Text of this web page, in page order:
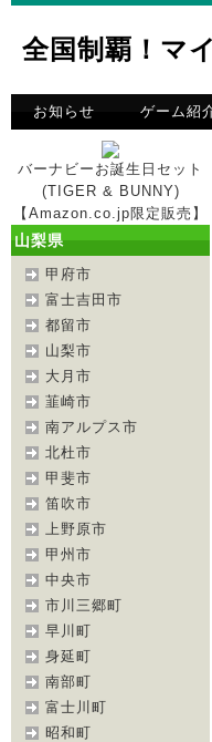
全国制覇！マ
お知らせ ゲーム紹
バーナビーお誕生日セット
(TIGER & BUNNY)
【Amazon.co.jp限定販売】
山梨県
甲府市
富士吉田市
都留市
山梨市
大月市
韮崎市
南アルプス市
北杜市
甲斐市
笛吹市
上野原市
甲州市
中央市
市川三郷町
早川町
身延町
南部町
富士川町
昭和町